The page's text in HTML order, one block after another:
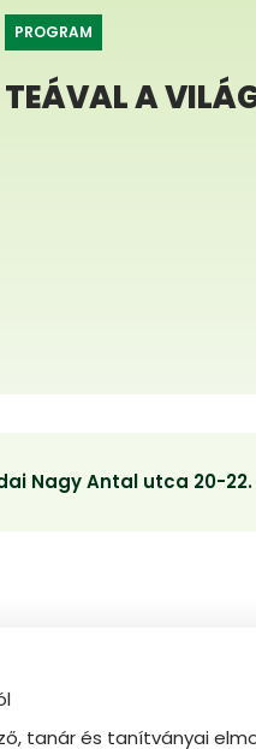
PROGRAM
TEÁVAL A
Nagy Antal utca 20-22.
tanár és tanítványai